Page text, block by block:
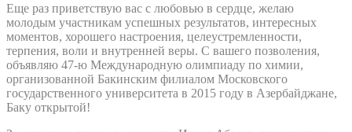
Еще раз приветствую вас с любовью в сердце, желаю
молодым участникам успешных результатов, интересных
моментов, хорошего настроения, целеустремленности,
терпения, воли и внутренней веры. С вашего позволения,
объявляю 47-ю Международную олимпиаду по химии,
организованной Бакинским филиалом Московского
государственного университета в 2015 году в Азербайджане,
Баку открытой!